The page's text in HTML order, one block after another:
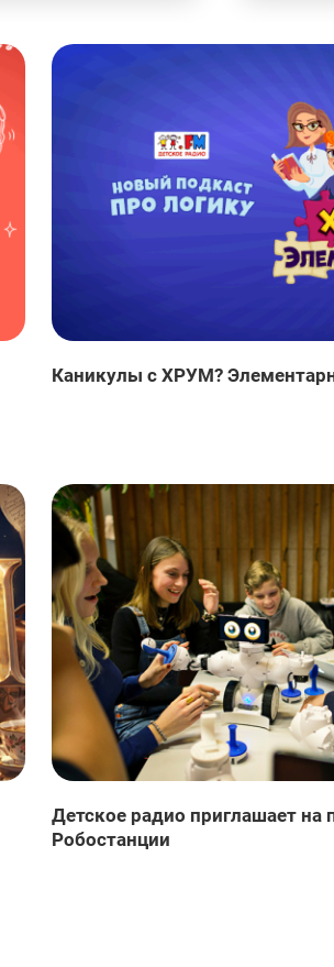
Каникулы с ХРУМ?
Детское радио приглашает на
Робостанции